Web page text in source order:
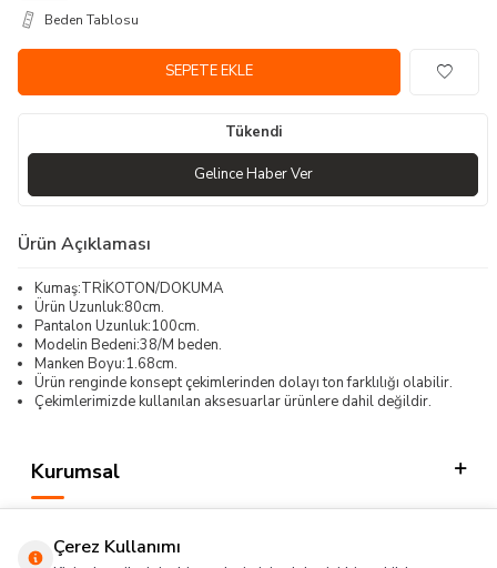
Beden Tablosu
SEPETE EKLE
Tükendi
Gelince Haber Ver
Ürün Açıklaması
Kumaş:TRİKOTON/DOKUMA
Ürün Uzunluk:80cm.
Pantalon Uzunluk:100cm.
Modelin Bedeni:38/M beden.
Manken Boyu:1.68cm.
Ürün renginde konsept çekimlerinden dolayı ton farklılığı olabilir.
Çekimlerimizde kullanılan aksesuarlar ürünlere dahil değildir.
Kurumsal
Çerez Kullanımı